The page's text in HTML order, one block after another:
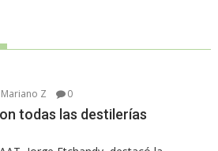
Mariano Z 0
todas las destilerías